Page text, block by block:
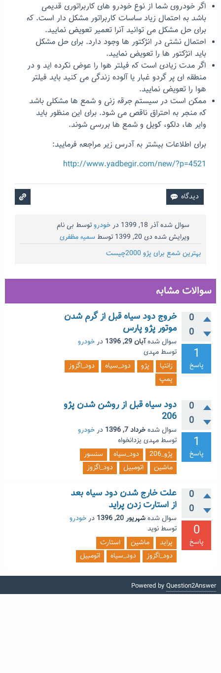
اگر خودروی شما از نوع خودرو های کاربراتوری قدیمی
باشد به احتمال زیاد ساسات کاربراتور مشکل دار است. که
برای حل مشکل می توانید آنرا تعمیر تعویض نمایید.
احتمال نشتی در انژکتور ها وجود دارد. برای حل مشکل
باید انژکتور ها را تعویض نمایید.
اگر مدت زیادی است که فیلتر هوا را عوض نکرده اید و در
منطقه ای پر گردو غبار یا آلوده زندگی می کنید باید فیلتر
هوا را تعویض نمایید.
ممکن است در سیستم جرقه زنی و شمع ها مشکلی باشد
که منجر به احتراق ناقص می شود. برای این منظور باید
وایر ها، دلکو، کویل و شمع ها بررسی شوند.
برای اطلاعات بیشتر به آدرس زیر مراجعه فرمایید:
http://www.yadbegir.com/new/?p=4521
سوال شدهآذر 18, 1399 درخودروتوسط بی نام
ویرایش شده دی 20, 1399 توسط سمیه مظفری
بهترین شمع برای پژو 2000چیست
سوالات مشابه
0
0
1
پاسخ
خروج دود سیاه قبل از گرم شدن
موتور پژو پارس
سوال شدهآبان 29, 1396 درخودرو
توسط مهدی
زانتیا
پژو دود_سیاه
دود_اگزوز
پمپ
0
0
1
پاسخ
دود سیاه قبل از روشن شدن پژو
206
سوال شدهخرداد 7, 1396 درخودرو
توسط مهدی یزدانخواه
پژو_206
دود_سیاه
سنسور
ماشین
اتومبیل دود_اگزوز
0
0
0
پاسخ
علت خارج شدن دود سیاه بعد
از استارت زدن پراید
سوال شدهشهریور 20, 1396 درخودرو
توسط نوید
پراید
ماشین
استارت
دود_اگزوز
دود_سیاه اتومبیل
Powered by Question2Answer